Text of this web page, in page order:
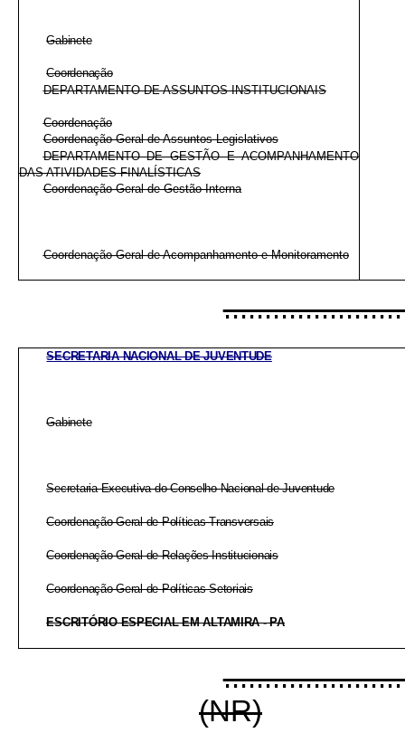
Gabinete
Coordenação
DEPARTAMENTO DE ASSUNTOS INSTITUCIONAIS
Coordenação
Coordenação-Geral de Assuntos Legislativos
DEPARTAMENTO DE GESTÃO E ACOMPANHAMENTO
DAS ATIVIDADES FINALÍSTICAS
Coordenação-Geral de Gestão Interna
Coordenação-Geral de Acompanhamento e Monitoramento
SECRETARIA NACIONAL DE JUVENTUDE
Gabinete
Secretaria-Executiva do Conselho Nacional de Juventude
Coordenação-Geral de Políticas Transversais
Coordenação-Geral de Relações Institucionais
Coordenação-Geral de Políticas Setoriais
ESCRITÓRIO ESPECIAL EM ALTAMIRA - PA
(NR)